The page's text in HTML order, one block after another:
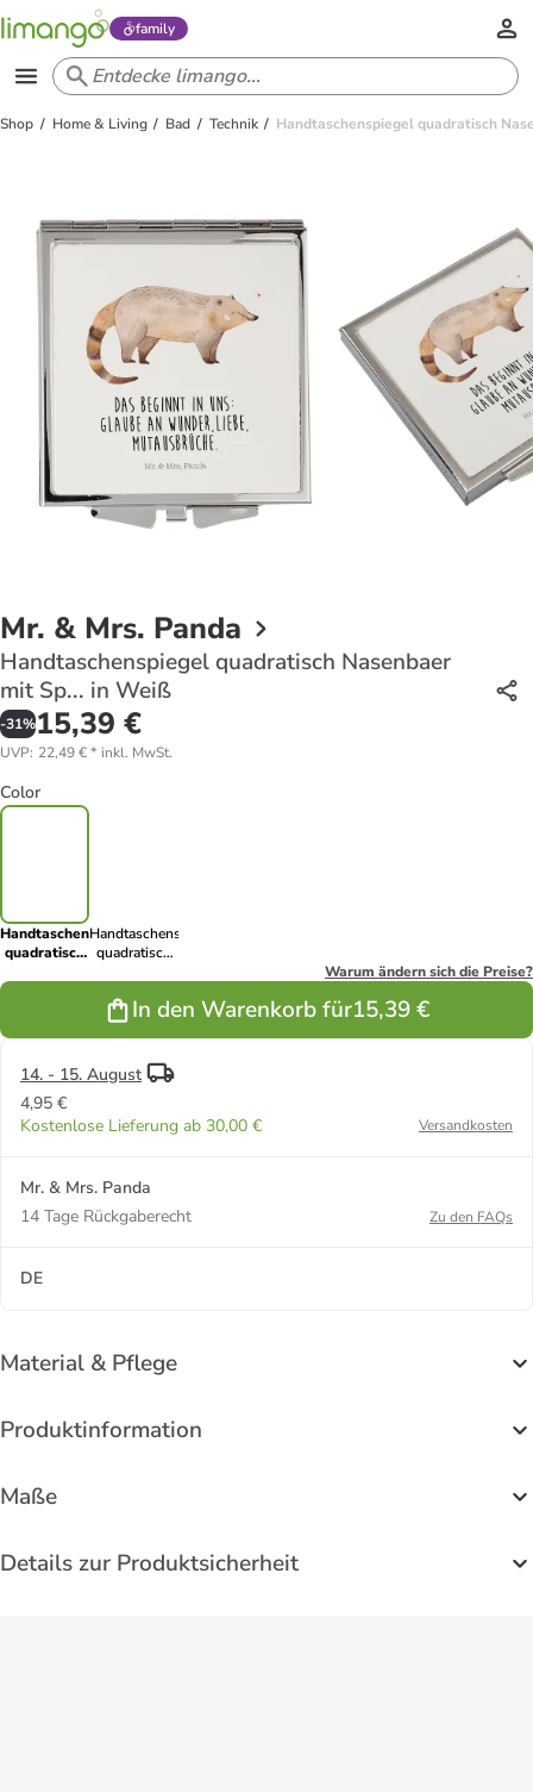
family
Shop Home & Living Bad Technik Handtaschenspiegel quadratisch
Mr. & Mrs. Panda
Handtaschenspiegel quadratisch Nasenbaer
mit Sp... in Weiß
-31%15,39 €
UVP: 22,49 €* inkl. MwSt.
Color
Handtaschenspiegel
quadratisch
Handtaschenspiegel
quadratisch
Gelb Pastell
Warum ändern sich die Preise?
In den Warenkorb für15,39 €
14. - 15. August
4,95 €
Kostenlose Lieferung ab 30,00 €
Versandkosten
Mr. & Mrs. Panda
14 Tage Rückgaberecht
Zu den FAQs
DE
Material & Pflege
Produktinformation
Maße
Details zur Produktsicherheit